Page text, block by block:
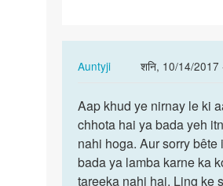
Auntyji
शनि, 10/14/
In
to
mere
ling
kaa
size
Aap
khud
ye
nirnay
le
Aap khud ye nirnay le ki
chhota hai ya bada yeh
nahi hoga. Aur sorry bête
bada ya lamba karne ka
tareeka nahi hai. Ling ke